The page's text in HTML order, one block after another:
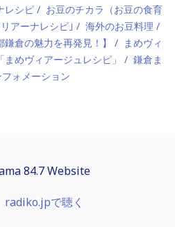
レシピ
お豆のチカラ（お豆の食育
アーナレシピ｣
海外のお豆料理
鎌倉の魅力を再発見！】
まめヴィ
まめヴィアージュレシピ」
鎌倉ま
ォメーション
84.7 Website
radiko.jpで聴く